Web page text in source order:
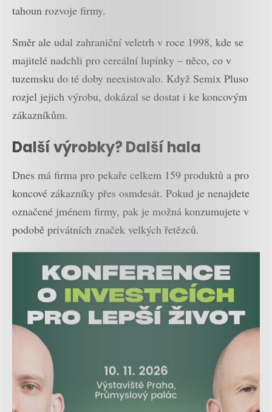
tahoun rozvoje firmy.
Směr ale udal zahraniční veletrh v roce 1998, kde se
majitelé nadchli pro cereální lupínky – něco, co v
tuzemsku do té doby neexistovalo. Když Semix Pluso
rozjel jejich výrobu, dokázal se dostat i ke koncovým
zákazníkům.
Další výrobky? Další hala
Dnes má firma pro pekaře celkem 159 produktů a pro
koncové zákazníky přes osmdesát. Pokud je nenajdete
označené jménem firmy, pak je možná konzumujete v
podobě privátních značek velkých řetězců.